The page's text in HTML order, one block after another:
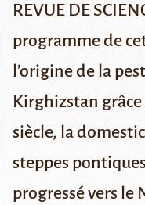
REVUE DE
programme de
l’origine de la
Kirghizstan
siècle, la
steppes
progressé vers le